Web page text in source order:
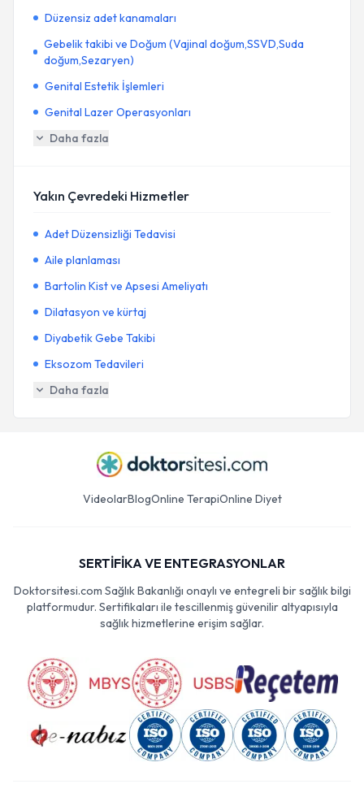
Düzensiz adet kanamaları
Gebelik takibi ve Doğum (Vajinal doğum,SSVD,Suda
doğum,Sezaryen)
Genital Estetik İşlemleri
Genital Lazer Operasyonları
Daha fazla
Yakın Çevredeki Hizmetler
Adet Düzensizliği Tedavisi
Aile planlaması
Bartolin Kist ve Apsesi Ameliyatı
Dilatasyon ve kürtaj
Diyabetik Gebe Takibi
Eksozom Tedavileri
Daha fazla
VideolarBlogOnline TerapiOnline Diyet
SERTİFİKA VE ENTEGRASYONLAR
Doktorsitesi.com Sağlık Bakanlığı onaylı ve entegreli bir sağlık bilgi
platformudur. Sertifikaları ile tescillenmiş güvenilir altyapısıyla
sağlık hizmetlerine erişim sağlar.